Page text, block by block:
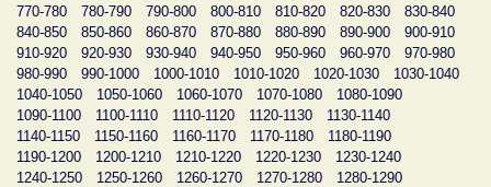
770-780
780-790 790-800 800-810 810-820 820-830
830-840
840-850
850-860 860-870 870-880 880-890 890-900
900-910
910-920
920-930 930-940 940-950 950-960 960-970
970-980
980-990
990-1000 1000-1010 1010-1020 1020-1030
1030-1040
1040-1050
1050-1060 1060-1070 1070-1080
1080-1090
1090-1100
1100-1110 1110-1120 1120-1130
1130-1140
1140-1150
1150-1160 1160-1170 1170-1180
1180-1190
1190-1200
1200-1210 1210-1220 1220-1230
1230-1240
1240-1250
1250-1260 1260-1270 1270-1280
1280-1290